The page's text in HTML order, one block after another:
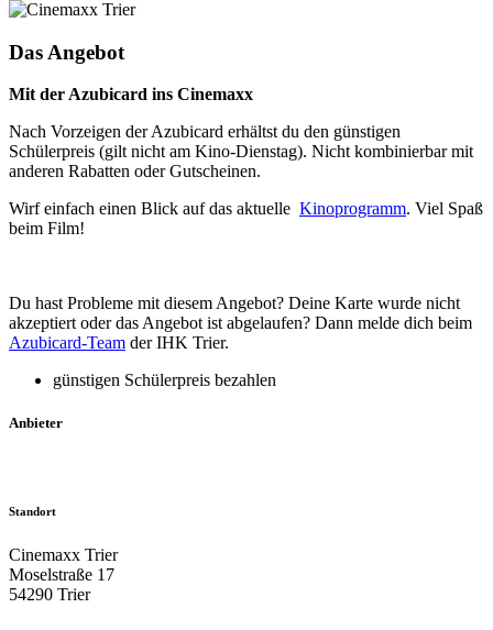
Das Angebot
Mit der Azubicard ins Cinemaxx
Nach Vorzeigen der Azubicard erhältst du den günstigen
Schülerpreis (gilt nicht am Kino-Dienstag). Nicht kombinierbar mit
anderen Rabatten oder Gutscheinen.
Wirf einfach einen Blick auf das aktuelle Kinoprogramm. Viel Spaß
beim Film!
Du hast Probleme mit diesem Angebot? Deine Karte wurde nicht
akzeptiert oder das Angebot ist abgelaufen? Dann melde dich beim
Azubicard-Team der IHK Trier.
günstigen Schülerpreis bezahlen
Anbieter
Standort
Cinemaxx Trier
Moselstraße 17
54290 Trier